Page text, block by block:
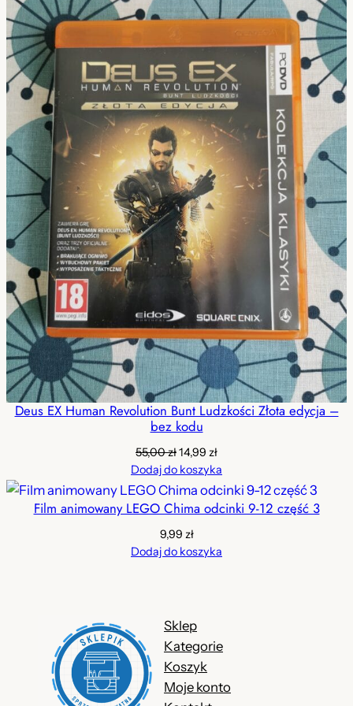
Deus EX Human Revolution Bunt Ludzkości Złota edycja –
bez kodu
55,00złPierwotna
cena
wynosiła:
55,00 zł.
14,99 złAktualna
cena
wynosi:
14,99 zł.
Dodaj do koszyka
Film animowany LEGO Chima odcinki 9-12 część 3
9,99 zł
Dodaj do koszyka
Sklep
Kategorie
Koszyk
Moje konto